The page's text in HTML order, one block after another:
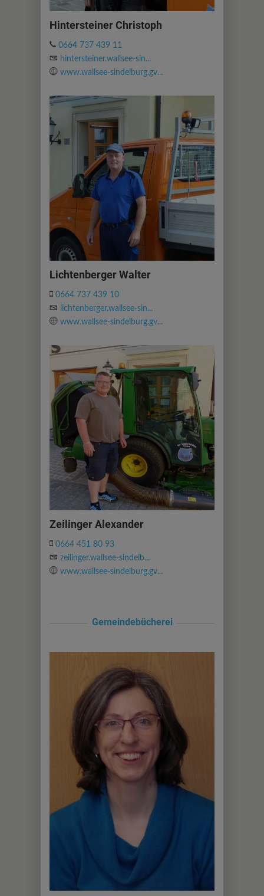
Hintersteiner Christoph
0664 737 439 11
hintersteiner.wallsee-sin...
www.wallsee-sindelburg.gv...
Lichtenberger Walter
0664 737 439 10
lichtenberger.wallsee-sin...
www.wallsee-sindelburg.gv...
Zeilinger Alexander
0664 451 80 93
zeilinger.wallsee-sindelb...
www.wallsee-sindelburg.gv...
Gemeindebücherei